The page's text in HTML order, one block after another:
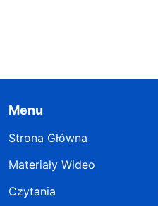
Menu
Strona Główna
Materiały Wideo
Czytania